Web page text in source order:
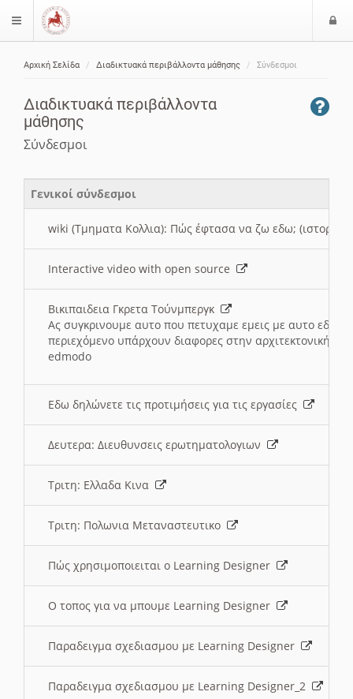
$langMenu
Αρχική Σελίδα Διαδικτυακά περιβάλλοντα μάθησης Σύνδεσμοι
Διαδικτυακά περιβάλλοντα
μάθησης
Σύνδεσμοι
Γενικοί σύνδεσμοι
wiki (Τμηματα Κολλια): Πώς έφτασα να ζω εδω; (ιστορια)
Interactive video with open source
Βικιπαιδεια Γκρετα Τούνμπεργκ
Ας συγκρινουμε αυτο που πετυχαμε εμεις με αυτο εδω
περιεχόμενο υπάρχουν διαφορες στην αρχιτεκτονική
edmodo
Εδω δηλώνετε τις προτιμήσεις για τις εργασίες
Δευτερα: Διευθυνσεις ερωτηματολογιων
Τριτη: Ελλαδα Κινα
Τριτη: Πολωνια Μεταναστευτικο
Πώς χρησιμοποιειται ο Learning Designer
O τοπος για να μπουμε Learning Designer
Παραδειγμα σχεδιασμου με Learning Designer
Παραδειγμα σχεδιασμου με Learning Designer_2